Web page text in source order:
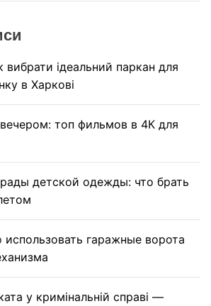
вибрати ідеальний паркан для
в Харкові
топ фильмов в 4К для
детской одежды: что брать
гаражные ворота
у кримінальній справі —